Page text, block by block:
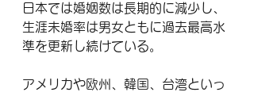
日本では婚姻数は長期的に減少し、
生涯未婚率は男女ともに過去最高水
準を更新し続けている。
アメリカや欧州、韓国、台湾といっ